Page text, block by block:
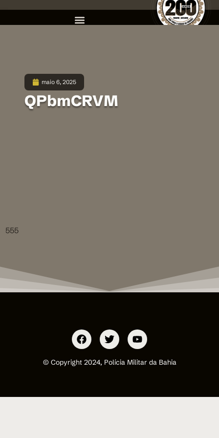
maio 6, 2025
QPbmCRVM
555
© Copyright 2024, Polícia Militar da Bahia